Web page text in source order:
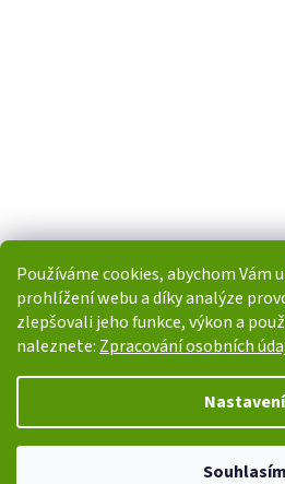
Používáme cookies, abychom Vám
prohlížení webu a díky analýze
zlepšovali jeho funkce, výkon a
naleznete: Zpracování osobních
Nastavení
Souhlasím
Copyright 2026i-POHONY.cz.
nastavení